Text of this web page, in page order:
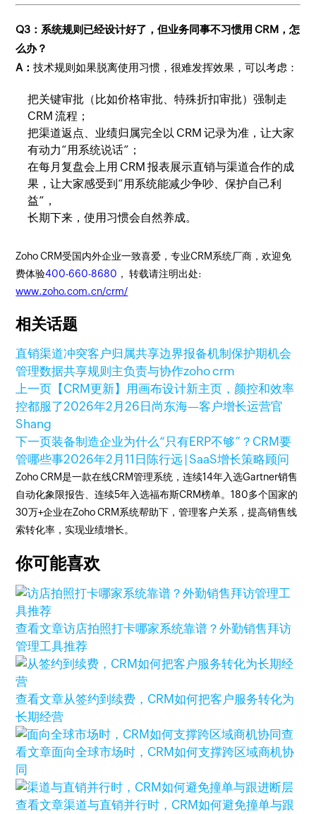
Q3：系统规则已经设计好了，但业务同事不习惯用 CRM，怎
么办？
A：技术规则如果脱离使用习惯，很难发挥效果，可以考虑：
把关键审批（比如价格审批、特殊折扣审批）强制走
CRM 流程；
把渠道返点、业绩归属完全以 CRM 记录为准，让大家
有动力“用系统说话”；
在每月复盘会上用 CRM 报表展示直销与渠道合作的成
果，让大家感受到“用系统能减少争吵、保护自己利
益”，
长期下来，使用习惯会自然养成。
Zoho CRM受国内外企业一致喜爱，专业CRM系统厂商，欢迎免
费体验400-660-8680 ， 转载请注明出处:
www.zoho.com.cn/crm/
相关话题
直销渠道冲突客户归属共享边界报备机制保护期机会
管理数据共享规则主负责与协作zoho crm
上一页 【CRM更新】用画布设计新主页，颜控和效率
控都服了2026年2月26日 尚东海—客户增长运营官
Shang
下一页装备制造企业为什么“只有ERP不够”？CRM要
管哪些事2026年2月11日 陈行远 | SaaS增长策略顾问
Zoho CRM是一款在线CRM管理系统，连续14年入选Gartner销售
自动化象限报告、连续5年入选福布斯CRM榜单。180多个国家的
30万+企业在Zoho CRM系统帮助下，管理客户关系，提高销售线
索转化率，实现业绩增长。
你可能喜欢
查看文章访店拍照打卡哪家系统靠谱？外勤销售拜访
管理工具推荐
查看文章从签约到续费，CRM如何把客户服务转化为
长期经营
查
看文章面向全球市场时，CRM如何支撑跨区域商机协
同
查看文章渠道与直销并行时，CRM如何避免撞单与跟